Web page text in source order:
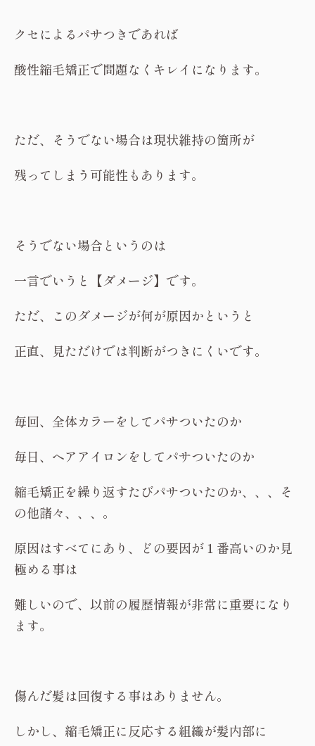
クセによるパサつきであれば
酸性縮毛矯正で問題なくキレイになります。
ただ、そうでない場合は現状維持の箇所が
残ってしまう可能性もあります。
そうでない場合というのは
一言でいうと【ダメージ】です。
ただ、このダメージが何が原因かというと
正直、見ただけでは判断がつきにくいです。
毎回、全体カラーをしてパサついたのか
毎日、ヘアアイロンをしてパサついたのか
縮毛矯正を繰り返すたびパサついたのか、、、そ
の他諸々、、、。
原因はすべてにあり、どの要因が１番高いのか見
極める事は
難しいので、以前の履歴情報が非常に重要になり
ます。
傷んだ髪は回復する事はありません。
しかし、縮毛矯正に反応する組織が髪内部に